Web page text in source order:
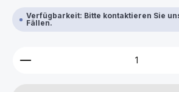
Verfügbarkeit: Bitte kontaktieren Sie
Fällen.
Produkt Anzahl: Gib den